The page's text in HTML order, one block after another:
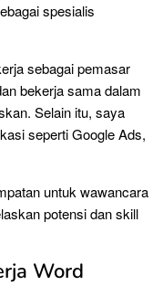
spesialis
sebagai pemasar
bekerja sama dalam
Selain itu, saya
seperti Google Ads,
untuk wawancara
potensi dan skill
Word